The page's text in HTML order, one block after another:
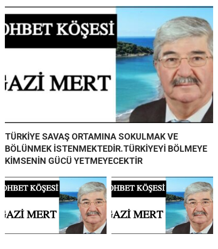
TÜRKİYE SAVAŞ ORTAMINA SOKULMAK VE
BÖLÜNMEK İSTENMEKTEDİR.TÜRKİYEYİ BÖLMEYE
KİMSENİN GÜCÜ YETMEYECEKTİR